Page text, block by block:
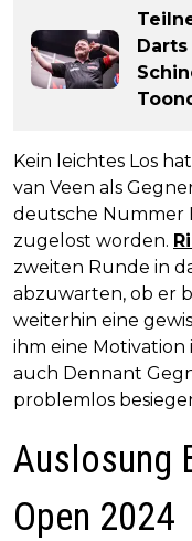
Kein leichtes Los
van Veen als
deutsche Nummer
zugelost worden.
zweiten Runde in
abzuwarten, ob er
weiterhin eine
ihm eine Motivation
auch Dennant
problemlos
Auslosung
Open 2024